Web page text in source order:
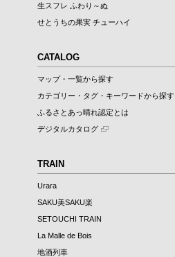
生スフレ ふわり～ぬ
せとうちの果実 チューハイ
CATALOG
マップ・一覧から探す
カテゴリー・タグ・キーワードから探す
ふるさとあっ晴れ認定とは
デジタルカタログ
TRAIN
Urara
SAKU美SAKU楽
SETOUCHI TRAIN
La Malle de Bois
地酒列車